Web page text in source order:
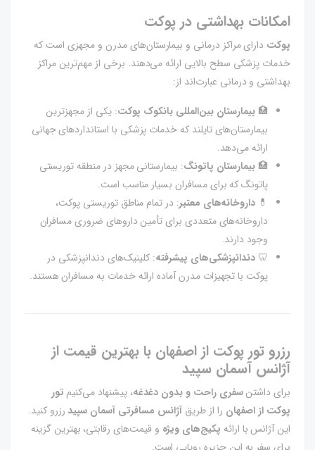
امکانات بهداشتی در پوکت
پوکت دارای مراکز درمانی و بیمارستان‌های مدرن و مجهزی است که
خدمات پزشکی سطح بالایی ارائه می‌دهند. برخی از مهم‌ترین مراکز
بهداشتی و درمانی عبارت‌اند از:
🏥 بیمارستان بین‌المللی بانکوک پوکت: یکی از مجهزترین
بیمارستان‌های تایلند که خدمات پزشکی با استانداردهای جهانی
ارائه می‌دهد.
🏥 بیمارستان پاتونگ: بیمارستانی مجهز در منطقه توریستی
پاتونگ که برای مسافران بسیار مناسب است.
💊 داروخانه‌های معتبر: در تمام مناطق توریستی پوکت،
داروخانه‌های متعددی برای تأمین داروهای ضروری مسافران
وجود دارند.
🦷 دندانپزشکی‌های پیشرفته: کلینیک‌های دندانپزشکی در
پوکت با تجهیزات مدرن آماده ارائه خدمات به مسافران هستند.
رزرو تور پوکت از اصفهان با بهترین قیمت از
آژانس آسمان سپید
برای داشتنسفری راحت و بدون دغدغه، پیشنهاد می‌کنیم تور
پوکت از اصفهان را از طریق آژانس مسافرتی آسمان سپیدرزرو کنید.
این آژانس با ارائه پکیج‌های ویژه و قیمت‌های رقابتی، بهترین گزینه